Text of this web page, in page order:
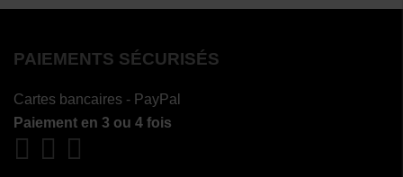
PAIEMENTS SÉCURISÉS
Cartes bancaires - PayPal
Paiement en 3 ou 4 fois